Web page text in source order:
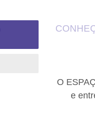
O
e